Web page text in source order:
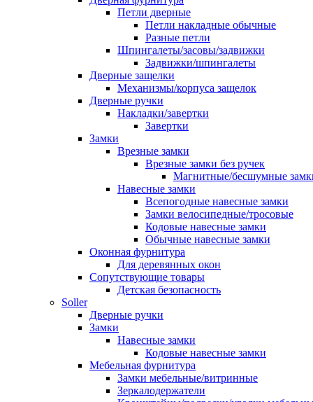
Петли дверные
Петли накладные обычные
Разные петли
Шпингалеты/засовы/задвижки
Задвижки/шпингалеты
Дверные защелки
Механизмы/корпуса защелок
Дверные ручки
Накладки/завертки
Завертки
Замки
Врезные замки
Врезные замки без ручек
Магнитные/бесшумные
Навесные замки
Всепогодные навесные замки
Замки велосипедные/тросовые
Кодовые навесные замки
Обычные навесные замки
Оконная фурнитура
Для деревянных окон
Сопутствующие товары
Детская безопасность
Soller
Дверные ручки
Замки
Навесные замки
Кодовые навесные замки
Мебельная фурнитура
Замки мебельные/витринные
Зеркалодержатели